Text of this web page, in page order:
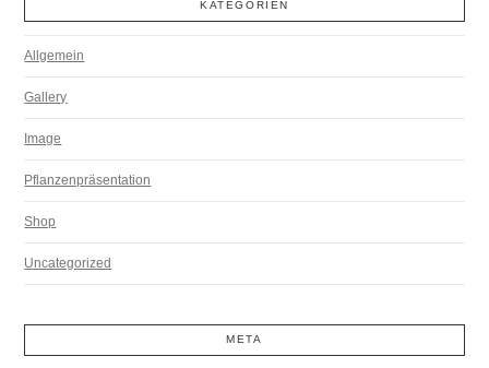
KATEGORIEN
Allgemein
Gallery
Image
Pflanzenpräsentation
Shop
Uncategorized
META